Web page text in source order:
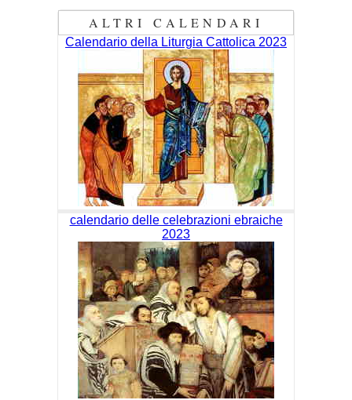
ALTRI CALENDARI
Calendario della Liturgia Cattolica 2023
calendario delle celebrazioni ebraiche
2023